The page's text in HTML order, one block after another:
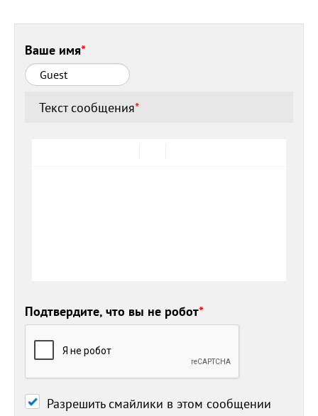
Ваше имя*
Текст сообщения*
Подтвердите, что вы не робот*
Разрешить смайлики в этом сообщении